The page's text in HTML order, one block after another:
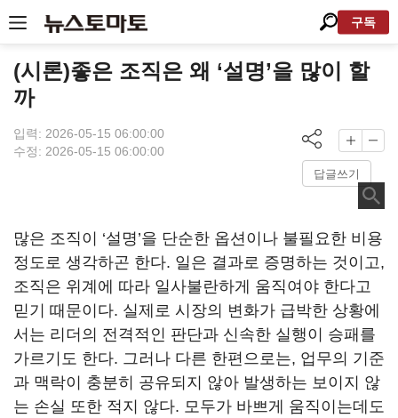
구독
(시론)좋은 조직은 왜 ‘설명’을 많이 할
까
입력: 2026-05-15 06:00:00
수정: 2026-05-15 06:00:00
답글쓰기
많은 조직이 ‘설명’을 단순한 옵션이나 불필요한 비용
정도로 생각하곤 한다. 일은 결과로 증명하는 것이고,
조직은 위계에 따라 일사불란하게 움직여야 한다고
믿기 때문이다. 실제로 시장의 변화가 급박한 상황에
서는 리더의 전격적인 판단과 신속한 실행이 승패를
가르기도 한다. 그러나 다른 한편으로는, 업무의 기준
과 맥락이 충분히 공유되지 않아 발생하는 보이지 않
는 손실 또한 적지 않다. 모두가 바쁘게 움직이는데도